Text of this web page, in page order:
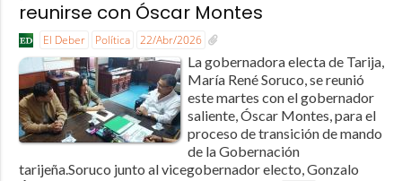
reunirse con Óscar Montes
El Deber Política 22/Abr/2026
La gobernadora electa de Tarija,
María René Soruco, se reunió
este martes con el gobernador
saliente, Óscar Montes, para el
proceso de transición de mando
de la Gobernación
tarijeña.Soruco junto al vicegobernador electo, Gonzalo